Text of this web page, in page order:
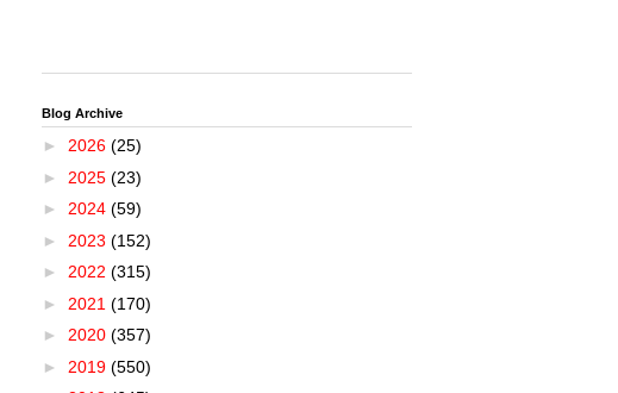
Blog Archive
► 2026 (25)
► 2025 (23)
► 2024 (59)
► 2023 (152)
► 2022 (315)
► 2021 (170)
► 2020 (357)
► 2019 (550)